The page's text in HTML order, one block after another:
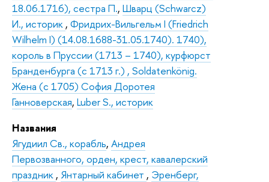
18.06.1716), сестра П., Шварц (Schwarcz)
И., историк , Фридрих-Вильгельм I (Friedrich
Wilhelm I) (14.08.1688-31.05.1740). 1740),
король в Пруссии (1713 – 1740), курфюрст
Бранденбурга (с 1713 г.) , Soldatenkönig.
Жена (с 1705) София Доротея
Ганноверская, Luber S., историк
Названия
Ягудиил Св., корабль, Андрея
Первозванного, орден, крест, кавалерский
праздник , Янтарный кабинет , Эренберг,